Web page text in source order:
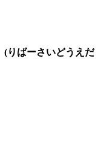
(りばーさいどうえだ